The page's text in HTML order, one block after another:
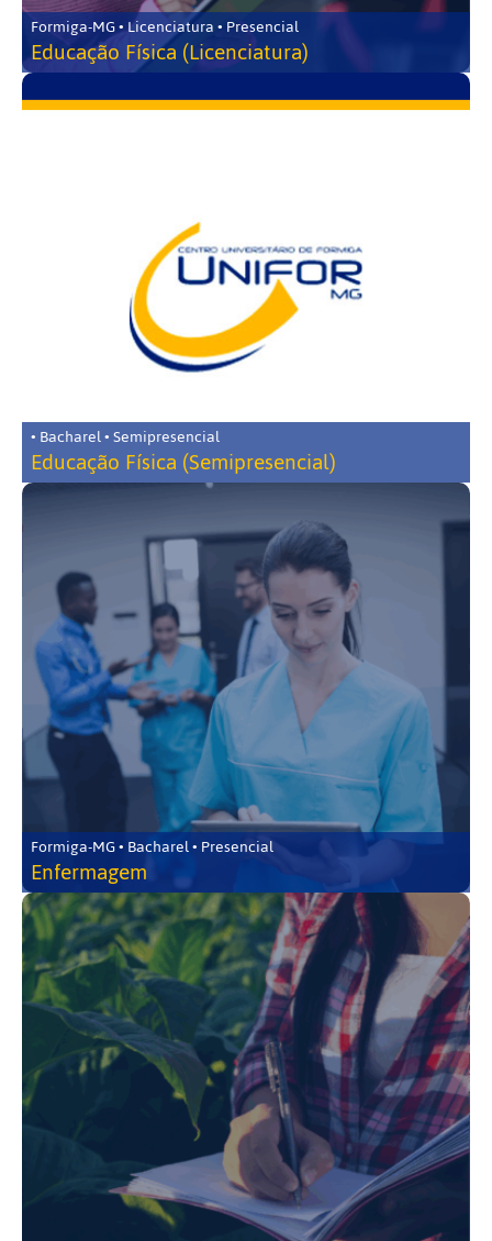
Formiga-MG • Licenciatura • Presencial
Educação Física (Licenciatura)
• Bacharel • Semipresencial
Educação Física (Semipresencial)
Formiga-MG • Bacharel • Presencial
Enfermagem